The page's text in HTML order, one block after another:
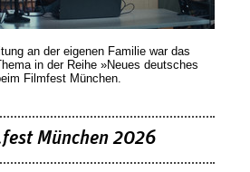
an der eigenen Familie war das
in der Reihe »Neues deutsches
Filmfest München.
München 2026